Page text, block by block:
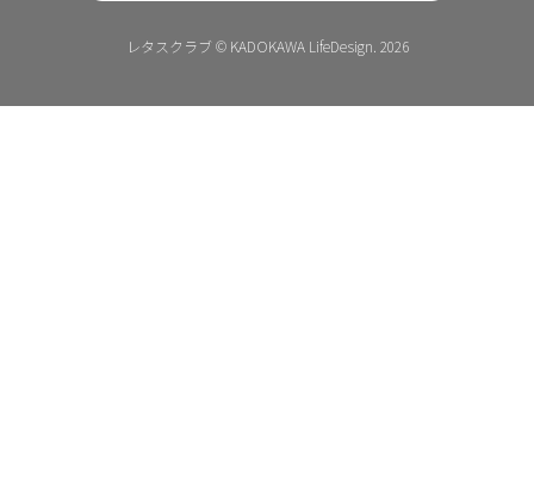
レタスクラブ © KADOKAWA LifeDesign. 2026